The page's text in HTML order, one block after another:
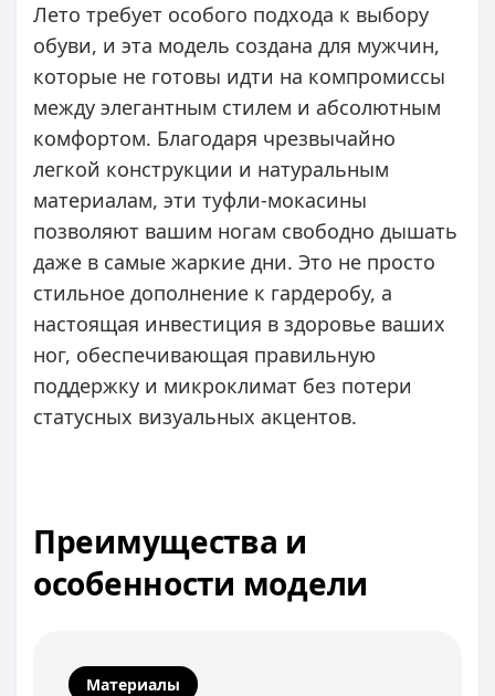
Лето требует особого подхода к выбору
обуви, и эта модель создана для мужчин,
которые не готовы идти на компромиссы
между элегантным стилем и абсолютным
комфортом. Благодаря чрезвычайно
легкой конструкции и натуральным
материалам, эти туфли-мокасины
позволяют вашим ногам свободно дышать
даже в самые жаркие дни. Это не просто
стильное дополнение к гардеробу, а
настоящая инвестиция в здоровье ваших
ног, обеспечивающая правильную
поддержку и микроклимат без потери
статусных визуальных акцентов.
Преимущества и
особенности модели
Материалы